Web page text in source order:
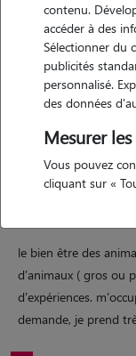
bonjour, nous
disponibilité.
chats, lapins..) et
apte à pouvoir
permis, ainsi que la
positive de votre part.
le bien être des
d'animaux ( gros ou
d'expériences.
demande, je prend
contenu.
accéder à des
Sélectionner du
publicités
personnalisé.
des données
Mesurer
Vous pouvez
cliquant sur «